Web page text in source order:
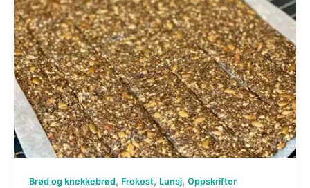
Brød og knekkebrød, Frokost, Lunsj, Oppskrifter